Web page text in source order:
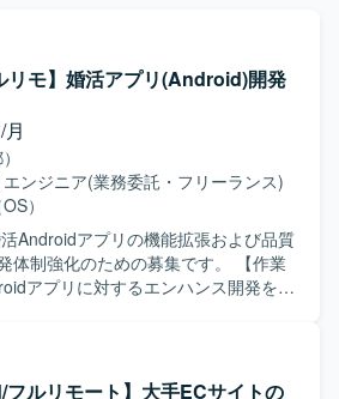
リモ】婚活アプリ(Android)開発
月
ンジニア(業務委託・フリーランス)
）
活Androidアプリの機能拡張および品質
強化のための募集です。 【作業
アプリに対するエンハンス開発を行
。また、チームメンバーや他チーム
調整やレビュー対応も行っていただ
ルリモート】大手ECサイトの